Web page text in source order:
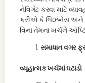
નેવિગેટ કરવા માટે
કરીએ કે બિઝનેસ અને
વિના તેમના ખર્ચને
સમાધાન વગર
વ્યૂહાત્મક ખર્ચમાં ઘટાડો